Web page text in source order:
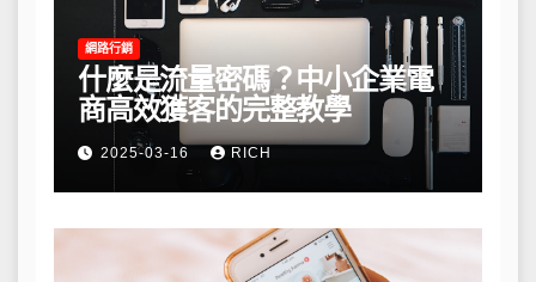
網路行銷
什麼是流量密碼？中小企業電
商高效獲客的完整教學
2025-03-16 RICH